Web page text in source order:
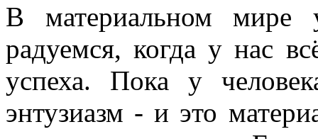
В материальном
радуемся, когда у нас
успеха. Пока у
энтузиазм - и это